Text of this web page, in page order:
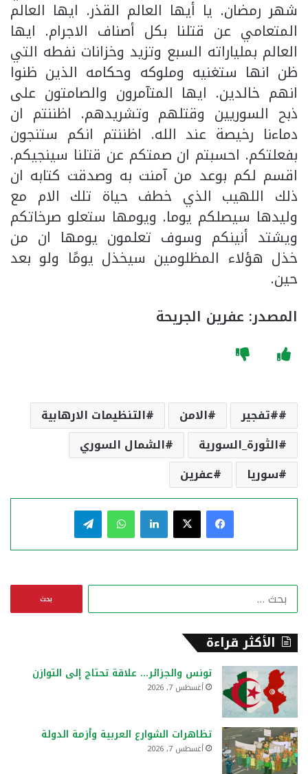
شهر رمضان. يا أيها العالم القذر. ايها العالم
المتعامي عن قتلنا بكل أصناف الاجرام. ايها
العالم بملياراته السبع وتزيد وخزانات نفطه التي
ظن انها ستغنيه وملوكه وحكامه الذين ظنوا
انهم خالدين. ايها المتآمرون والصامتون على
ذبح السوريين وقتلهم وتشريدهم. اظننتم ان
دماءنا رخيصة عند الله. اظننتم انكم ستنجون
بفعلتكم. احسبتم ان صمتكم عن قتلنا سينجيكم.
اقسم لكم بوعد من آمنت به وصدقت كتابه ان
ذلك اللهيب الذي خطف حياة تلك الام مع
وليدها سيصلكم يوما. ويومها ستعلو صرخاتكم
ويشتد أنينكم وسوف تعلمون يومها ان من
خذل هؤلاء المظلومين سيخذل يومًا ولو بعد
حين.
المصدر: عفرين الجريحة
#تفجير الامن
التنظيمات الارهابية
الثورة_السورية
الشمال السوري
سوريا
عفرين
فيسبوك لينكدإن واتساب
ن
الأكثر قراءة
تونس والجزائر… علاقة تحتاج إلى التوازن
أغسطس 7, 2026
تظاهرات الشوارع العربية وأزمة الدولة
أغسطس 7, 2026